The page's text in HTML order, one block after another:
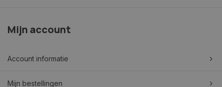
Mijn account
Account informatie
Mijn bestellingen